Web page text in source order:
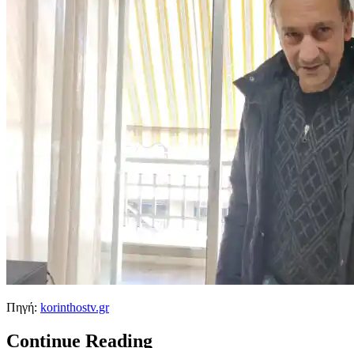
Πηγή: korinthostv.gr
Continue Reading